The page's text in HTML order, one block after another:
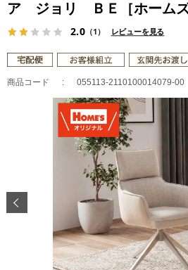
ア ジョリ ＢＥ［ホームズ
2.0（1） レビューを見る
商品コード 055113-2110100014079-00